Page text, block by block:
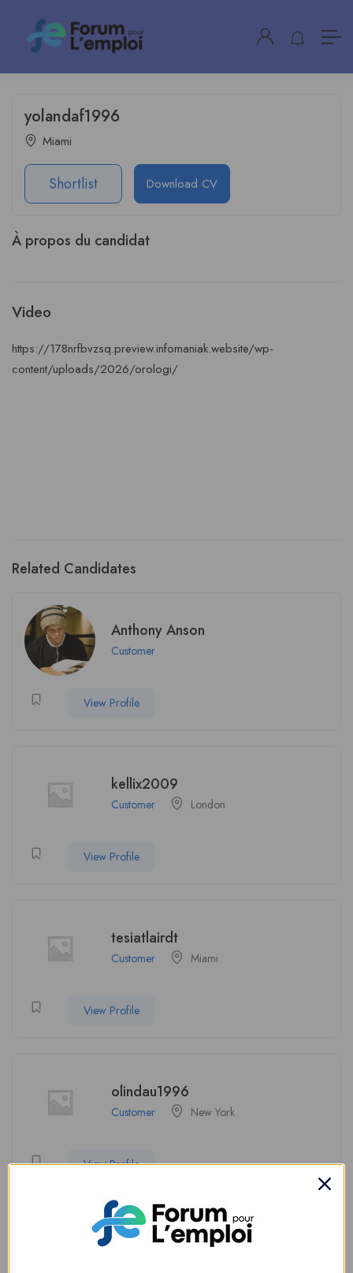
yolandaf1996
Miami
Shortlist Download CV
À propos du candidat
Video
https://178nrfbvzsq.preview.infomaniak.website/wp-
content/uploads/2026/orologi/
Related Candidates
Anthony Anson
Customer
View Profile
kellix2009
Customer London
View Profile
tesiatlairdt
Customer Miami
View Profile
olindau1996
Customer New York
View Profile
Soyez le premier à donner votre avis sur